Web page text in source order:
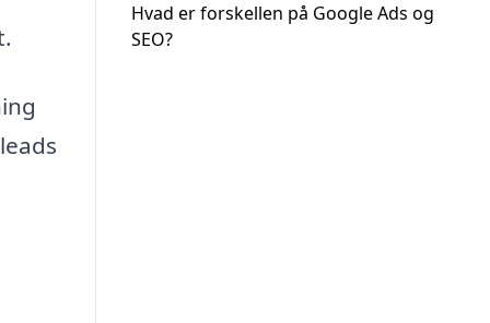
Hvad er forskellen på Google Ads og
SEO?